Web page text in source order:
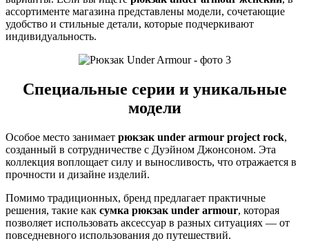
ассортименте магазина представлены модели, сочетающие
удобство и стильные детали, которые подчеркивают
индивидуальность.
Специальные серии и уникальные
модели
Особое место занимает рюкзак under armour project rock,
созданный в сотрудничестве с Дуэйном Джонсоном. Эта
коллекция воплощает силу и выносливость, что отражается в
прочности и дизайне изделий.
Помимо традиционных, бренд предлагает практичные
решения, такие как сумка рюкзак under armour, которая
позволяет использовать аксессуар в разных ситуациях — от
повседневного использования до путешествий.